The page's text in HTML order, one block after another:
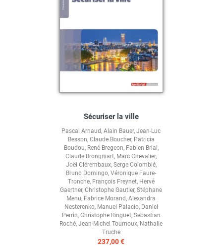
Sécuriser la ville
Pascal Arnaud, Alain Bauer, Jean-Luc
Besson, Claude Boucher, Patricia
Boudou, René Bregeon, Fabien Brial,
Claude Brongniart, Marc Chevalier,
Joël Clérembaux, Serge Colombié,
Bruno Domingo, Véronique Faure-
Tronche, François Freynet, Hervé
Gaertner, Christophe Gautier, Stéphane
Menu, Fabrice Morand, Alexandra
Nesterenko, Manuel Palacio, Daniel
Perrin, Christophe Ringuet, Sebastian
Roché, Jean-Michel Tournoux, Nathalie
Truche
237,00 €